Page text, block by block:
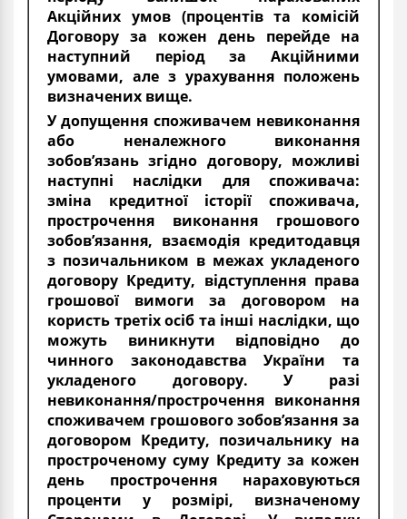
Акційних умов (процентів та комісій
Договору за кожен день перейде на
наступний період за Акційними
умовами, але з урахування положень
визначених вище.
У допущення споживачем невиконання
або неналежного виконання
зобов’язань згідно договору, можливі
наступні наслідки для споживача:
зміна кредитної історії споживача,
прострочення виконання грошового
зобов’язання, взаємодія кредитодавця
з позичальником в межах укладеного
договору Кредиту, відступлення права
грошової вимоги за договором на
користь третіх осіб та інші наслідки, що
можуть виникнути відповідно до
чинного законодавства України та
укладеного договору. У разі
невиконання/прострочення виконання
споживачем грошового зобов’язання за
договором Кредиту, позичальнику на
простроченому суму Кредиту за кожен
день прострочення нараховуються
проценти у розмірі, визначеному